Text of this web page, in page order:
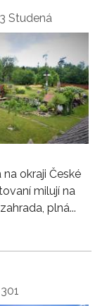
Studená
okraji České
milují na
plná...